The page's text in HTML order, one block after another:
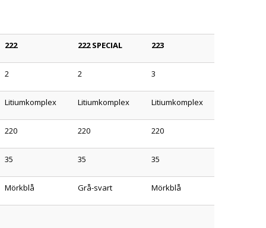
222 222 SPECIAL 223
2 2 3
Litiumkomplex Litiumkomplex Litiumkomplex
220 220 220
35 35 35
Mörkblå Grå-svart Mörkblå